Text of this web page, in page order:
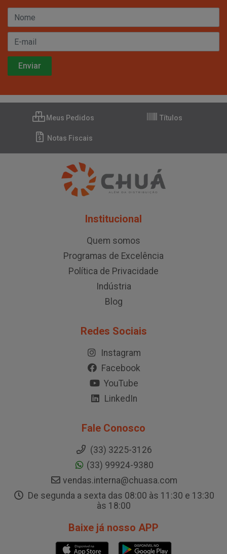
Meus Pedidos Títulos
Notas Fiscais
Institucional
Quem somos
Programas de Excelência
Política de Privacidade
Indústria
Blog
Redes Sociais
Instagram
Facebook
YouTube
LinkedIn
Fale Conosco
(33) 3225-3126
(33) 99924-9380
vendas.interna@chuasa.com
De segunda a sexta das 08:00 às 11:30 e 13:30
às 18:00
Baixe já nosso APP